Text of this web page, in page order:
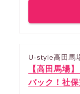
U-style高田馬
【高田馬場
バック！社